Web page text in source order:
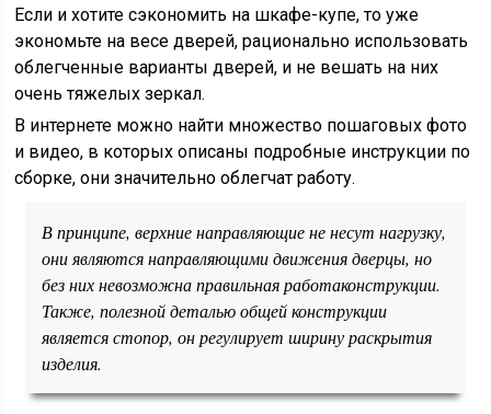
Если и хотите сэкономить на шкафе-купе, то уже
экономьте на весе дверей, рационально использовать
облегченные варианты дверей, и не вешать на них
очень тяжелых зеркал.
В интернете можно найти множество пошаговых фото
и видео, в которых описаны подробные инструкции по
сборке, они значительно облегчат работу.
В принципе, верхние направляющие не несут нагрузку,
они являются направляющими движения дверцы, но
без них невозможна правильная работаконструкции.
Также, полезной деталью общей конструкции
является стопор, он регулирует ширину раскрытия
изделия.